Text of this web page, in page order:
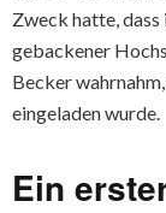
Zweck hatte,
gebackener
Becker
eingeladen wurde.
Ein